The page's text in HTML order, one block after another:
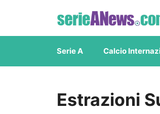
contenuto
Serie A Calcio
Estrazioni